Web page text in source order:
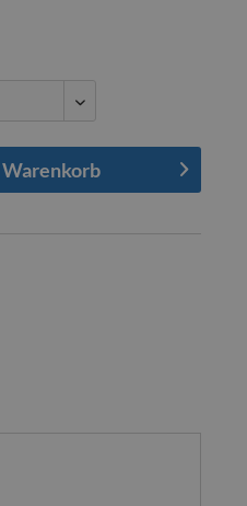
Warenkorb